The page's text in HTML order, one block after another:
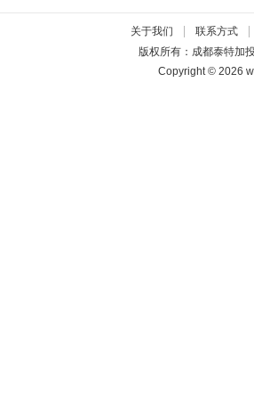
关于我们 联系方式
版权所有：成都泰特加
Copyright © 2026